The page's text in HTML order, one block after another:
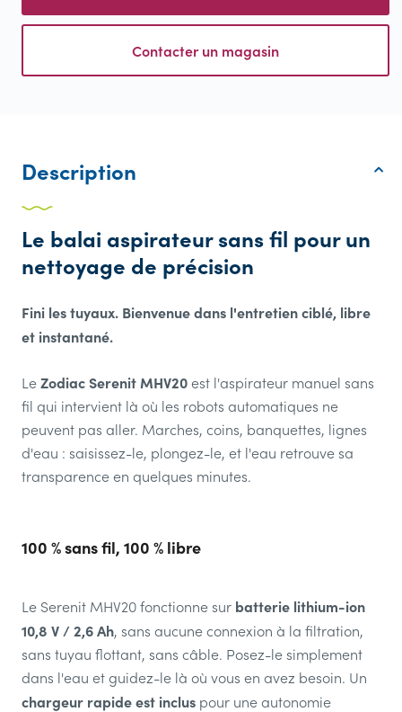
Contacter un magasin
Description
Le balai aspirateur sans fil pour un
nettoyage de précision
Fini les tuyaux. Bienvenue dans l'entretien ciblé, libre
et instantané.
LeZodiac Serenit MHV20est l'aspirateur manuel sans
fil qui intervient là où les robots automatiques ne
peuvent pas aller. Marches, coins, banquettes, lignes
d'eau : saisissez-le, plongez-le, et l'eau retrouve sa
transparence en quelques minutes.
100 % sans fil, 100 % libre
Le Serenit MHV20 fonctionne sur batterie lithium-ion
10,8 V / 2,6 Ah, sans aucune connexion à la filtration,
sans tuyau flottant, sans câble. Posez-le simplement
dans l'eau et guidez-le là où vous en avez besoin. Un
chargeur rapide est inclus pour une autonomie